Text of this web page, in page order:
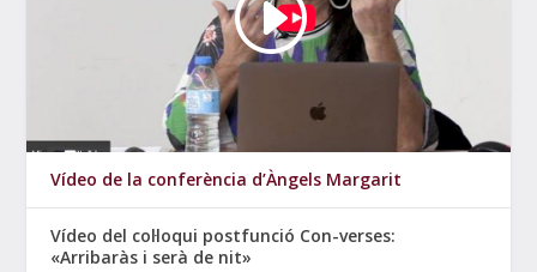
Vídeo de la conferència d’Àngels Margarit
Vídeo del col·loqui postfunció Con-verses:
«Arribaràs i serà de nit»